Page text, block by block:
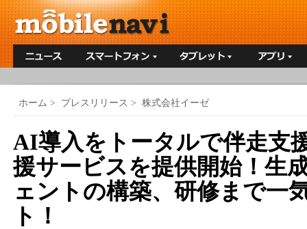
ホーム > プレスリリース > 株式会社イーゼ
AI導入をトータルで伴走支
援サービスを提供開始！生
ェントの構築、研修まで一
ト！